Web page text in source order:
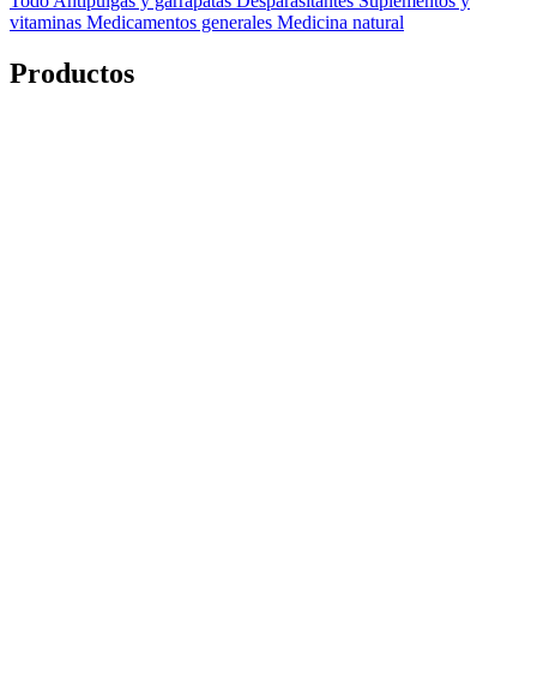
vitaminas Medicamentos generales Medicina natural
Productos